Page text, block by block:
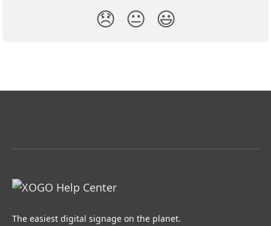
😞 😐 😃
The easiest digital signage on the planet.